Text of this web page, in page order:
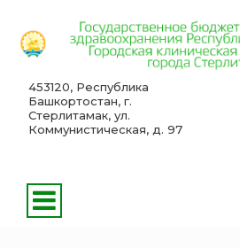
453120, Республика
Башкортостан, г.
Стерлитамак, ул.
Коммунистическая, д. 97